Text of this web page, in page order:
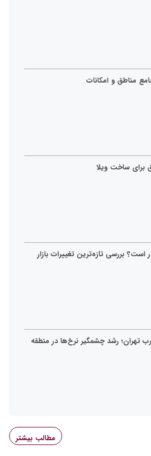
مناطق و امکانات
برای ساخت ویلا
بررسی تازه‌ترین تغییرات بازار
تهران؛ رشد چشمگیر نرخ‌ها در منطقه
مطالب بیشتر